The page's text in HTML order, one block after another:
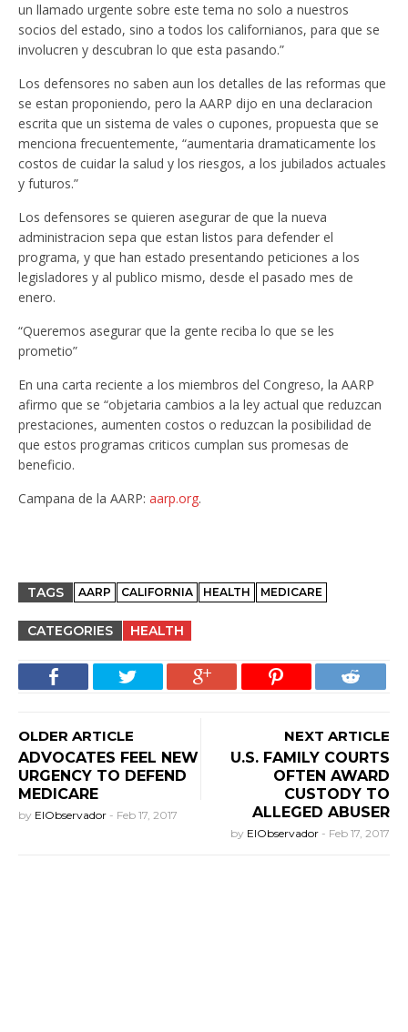
un llamado urgente sobre este tema no solo a nuestros
socios del estado, sino a todos los californianos, para que se
involucren y descubran lo que esta pasando.”
Los defensores no saben aun los detalles de las reformas que
se estan proponiendo, pero la AARP dijo en una declaracion
escrita que un sistema de vales o cupones, propuesta que se
menciona frecuentemente, “aumentaria dramaticamente los
costos de cuidar la salud y los riesgos, a los jubilados actuales
y futuros.”
Los defensores se quieren asegurar de que la nueva
administracion sepa que estan listos para defender el
programa, y que han estado presentando peticiones a los
legisladores y al publico mismo, desde el pasado mes de
enero.
“Queremos asegurar que la gente reciba lo que se les
prometio”
En una carta reciente a los miembros del Congreso, la AARP
afirmo que se “objetaria cambios a la ley actual que reduzcan
prestaciones, aumenten costos o reduzcan la posibilidad de
que estos programas criticos cumplan sus promesas de
beneficio.
Campana de la AARP: aarp.org.
TAGS AARP CALIFORNIA HEALTH MEDICARE
CATEGORIES HEALTH
OLDER ARTICLE
ADVOCATES FEEL NEW
URGENCY TO DEFEND
MEDICARE
by ElObservador - Feb 17, 2017
NEXT ARTICLE
U.S. FAMILY COURTS
OFTEN AWARD
CUSTODY TO
ALLEGED ABUSER
by ElObservador - Feb 17, 2017